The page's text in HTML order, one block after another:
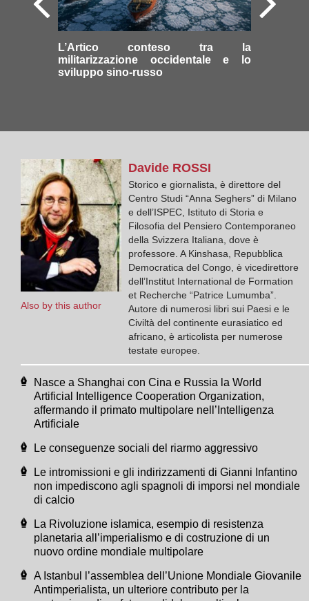
L’Artico conteso tra la
militarizzazione occidentale e lo
sviluppo sino-russo
Also by this author
Davide ROSSI
Storico e giornalista, è direttore del
Centro Studi “Anna Seghers” di Milano
e dell’ISPEC, Istituto di Storia e
Filosofia del Pensiero Contemporaneo
della Svizzera Italiana, dove è
professore. A Kinshasa, Repubblica
Democratica del Congo, è vicedirettore
dell’Institut International de Formation
et Recherche “Patrice Lumumba”.
Autore di numerosi libri sui Paesi e le
Civiltà del continente eurasiatico ed
africano, è articolista per numerose
testate europee.
Nasce a Shanghai con Cina e Russia la World
Artificial Intelligence Cooperation Organization,
affermando il primato multipolare nell’Intelligenza
Artificiale
Le conseguenze sociali del riarmo aggressivo
Le intromissioni e gli indirizzamenti di Gianni Infantino
non impediscono agli spagnoli di imporsi nel mondiale
di calcio
La Rivoluzione islamica, esempio di resistenza
planetaria all’imperialismo e di costruzione di un
nuovo ordine mondiale multipolare
A Istanbul l’assemblea dell’Unione Mondiale Giovanile
Antimperialista, un ulteriore contributo per la